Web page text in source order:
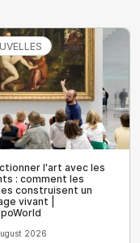
2026
l'art avec les
: comment les
construisent un
vivant |